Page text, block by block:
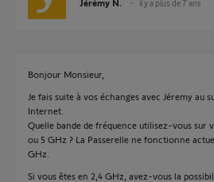
Jérémy N. il y a plus de 7 ans
Bonjour Monsieur,
Je fais suite à vos échanges avec Jéremy au
Internet.
Quelle bande de fréquence utilisez-vous sur
ou 5 GHz ? La Passerelle ne fonctionne
GHz.
Si vous êtes en 2,4 GHz, avez-vous la